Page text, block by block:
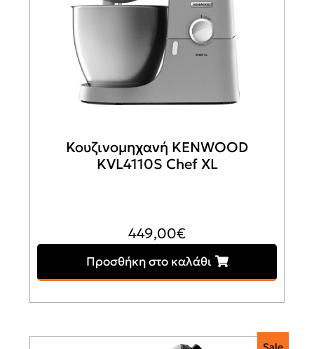
Κουζινομηχανή KENWOOD
KVL4110S Chef XL
449,00€
Προσθήκη στο καλάθι